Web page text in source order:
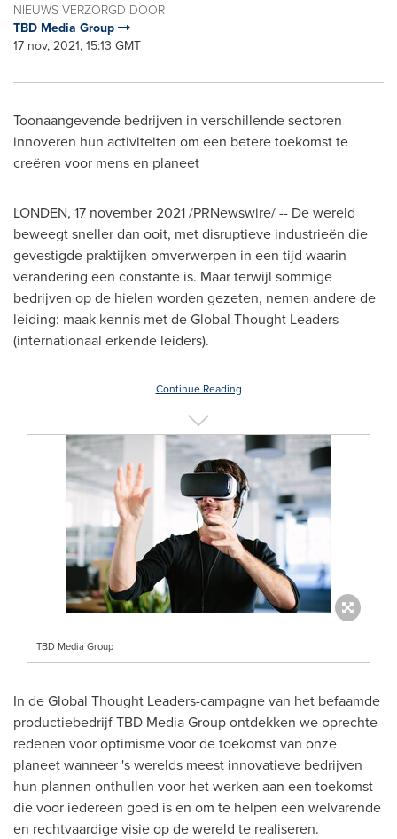
NIEUWS VERZORGD DOOR
TBD Media Group
17 nov, 2021, 15:13 GMT
Toonaangevende bedrijven in verschillende sectoren
innoveren hun activiteiten om een betere toekomst te
creëren voor mens en planeet
LONDEN, 17 november 2021/PRNewswire/ -- De wereld
beweegt sneller dan ooit, met disruptieve industrieën die
gevestigde praktijken omverwerpen in een tijd waarin
verandering een constante is. Maar terwijl sommige
bedrijven op de hielen worden gezeten, nemen andere de
leiding: maak kennis met de Global Thought Leaders
(internationaal erkende leiders).
Continue Reading
TBD Media Group
In de Global Thought Leaders-campagne van het befaamde
productiebedrijf TBD Media Group ontdekken we oprechte
redenen voor optimisme voor de toekomst van onze
planeet wanneer 's werelds meest innovatieve bedrijven
hun plannen onthullen voor het werken aan een toekomst
die voor iedereen goed is en om te helpen een welvarende
en rechtvaardige visie op de wereld te realiseren.